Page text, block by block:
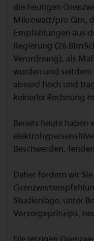
die heutigen
Mikrowatt/pro Qm,
Empfehlungen aus
Regierung
Verordnung), als
wurden und
absurd hoch und
keinerlei Rechnung
Bereits heute haben
Beschwerden.
Daher fordern wir
Studienlage, unter
Vorsorgeprinzips,